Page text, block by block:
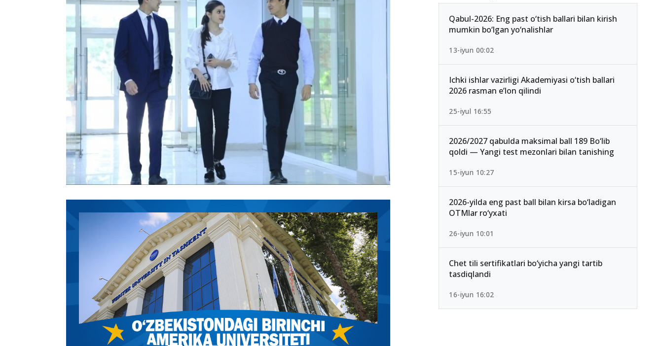
Qabul-2026: Eng past o‘tish ballari bilan kirish
mumkin bo‘lgan yo‘nalishlar
13-iyun 00:02
Ichki ishlar vazirligi Akademiyasi o‘tish ballari
2026 rasman e’lon qilindi
25-iyul 16:55
2026/2027 qabulda maksimal ball 189 Bo‘lib
qoldi — Yangi test mezonlari bilan tanishing
15-iyun 10:27
2026-yilda eng past ball bilan kirsa bo‘ladigan
OTMlar ro‘yxati
26-iyun 10:01
Chet tili sertifikatlari bo‘yicha yangi tartib
tasdiqlandi
16-iyun 16:02